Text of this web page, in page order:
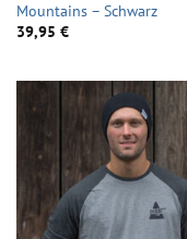
Mountains – Schwarz
39,95 €